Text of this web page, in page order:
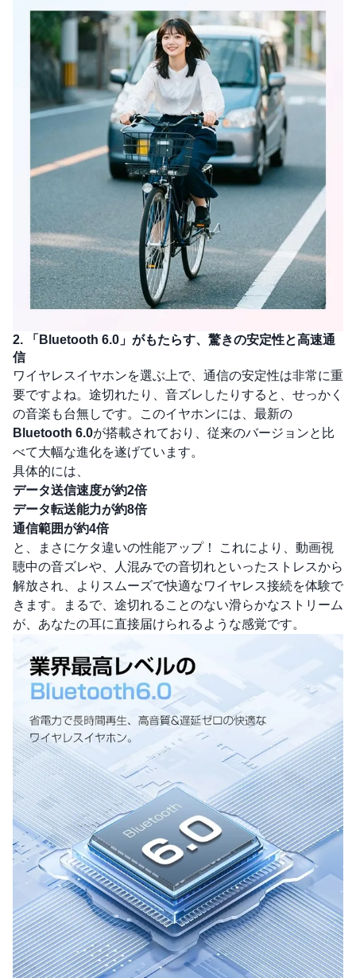
2. 「Bluetooth 6.0」がもたらす、驚きの安定性と高速通
信
ワイヤレスイヤホンを選ぶ上で、通信の安定性は非常に重
要ですよね。途切れたり、音ズレしたりすると、せっかく
の音楽も台無しです。このイヤホンには、最新の
Bluetooth 6.0が搭載されており、従来のバージョンと比
べて大幅な進化を遂げています。
具体的には、
データ送信速度が約2倍
データ転送能力が約8倍
通信範囲が約4倍
と、まさにケタ違いの性能アップ！ これにより、動画視
聴中の音ズレや、人混みでの音切れといったストレスから
解放され、よりスムーズで快適なワイヤレス接続を体験で
きます。まるで、途切れることのない滑らかなストリーム
が、あなたの耳に直接届けられるような感覚です。